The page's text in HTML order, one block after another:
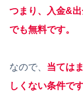
つまり、入金&
でも無料です。
なので、 当ては
しくない条件です